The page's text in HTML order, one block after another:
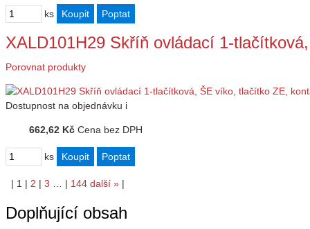
ks
XALD101H29 Skříň ovládací 1-
Porovnat produkty
Dostupnost na objednávku i
662,62 Kč Cena bez DPH
ks
| 1 | 2 | 3 | 144 další » |
Doplňující obsah